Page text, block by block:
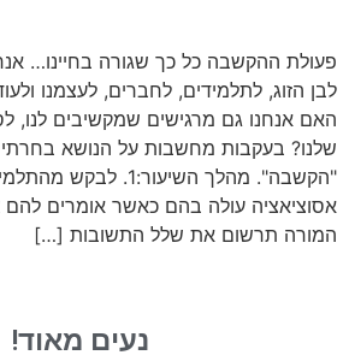
פעולת ההקשבה כל כך שגורה בחיינו…
לבן הזוג, לתלמידים, לחברים, לעצמנו
האם אנחנו גם מרגישים שמקשיבים לנו,
שלנו? בעקבות מחשבות על הנושא בחרתי
"הקשבה". מהלך השיעור:1.
אסוציאציה עולה בהם כאשר אומרים
המורה תרשום את שלל התשובות […]
נעים מאוד!